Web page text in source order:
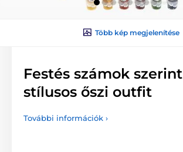
Több kép megjelenítése
Festés számok szerint
stílusos őszi outfit
További információk ›